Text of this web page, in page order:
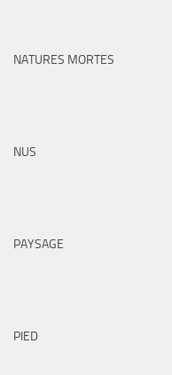
NATURES MORTES
NUS
PAYSAGE
PIED